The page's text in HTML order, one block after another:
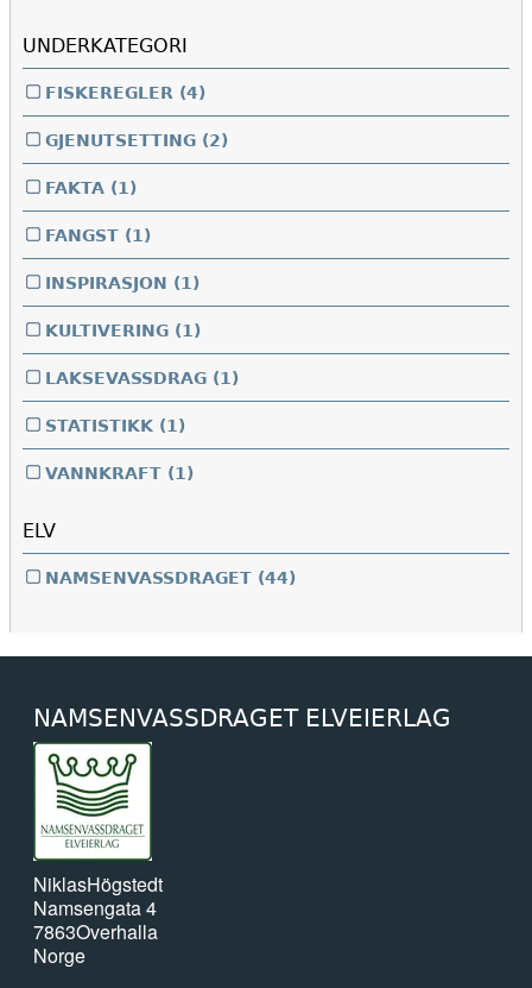
UNDERKATEGORI
FISKEREGLER (4)
GJENUTSETTING (2)
FAKTA (1)
FANGST (1)
INSPIRASJON (1)
KULTIVERING (1)
LAKSEVASSDRAG (1)
STATISTIKK (1)
VANNKRAFT (1)
ELV
NAMSENVASSDRAGET (44)
NAMSENVASSDRAGET ELVEIERLAG
NiklasHögstedt
Namsengata 4
7863Overhalla
Norge